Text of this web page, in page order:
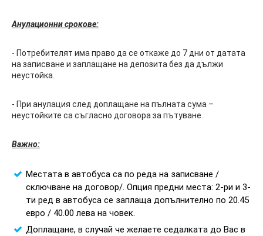
Анулационни срокове:
- Потребителят има право да се откаже до 7 дни от датата
на записване и заплащане на депозита без да дължи
неустойка.
- При анулация след доплащане на пълната сума –
неустойките са съгласно договора за пътуване.
Важно:
Местата в автобуса са по реда на записване /
сключване на договор/. Опция предни места: 2-ри и 3-
ти ред в автобуса се заплаща допълнително по 20.45
евро / 40.00 лева на човек.
Доплащане, в случай че желаете седалката до Вас в